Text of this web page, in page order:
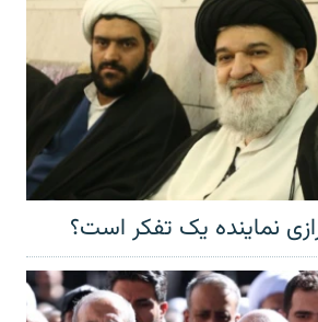
نماینده یک تفکر است؟